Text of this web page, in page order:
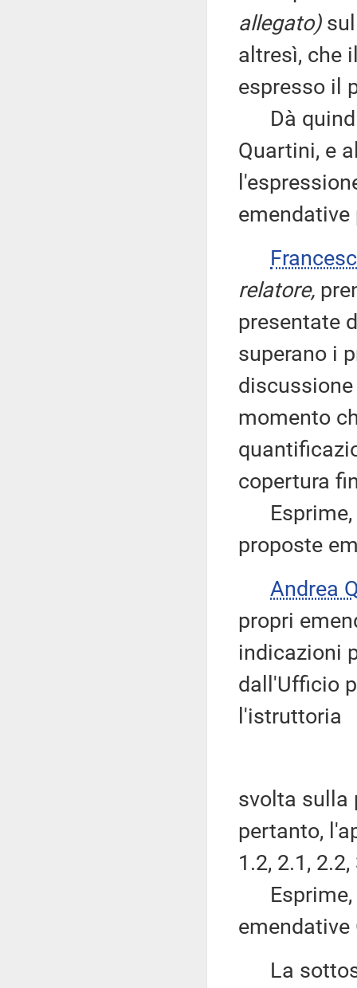
allegato)
altresì, che
espresso il
Dà quindi
Quartini, e
emendative
relatore,
presentate
superano i
momento
copertura
Esprime,
proposte
Andrea
propri
indicazioni
dall'Ufficio
l'istruttoria
svolta sulla
pertanto,
1.2, 2.1,
Esprime,
emendative
La